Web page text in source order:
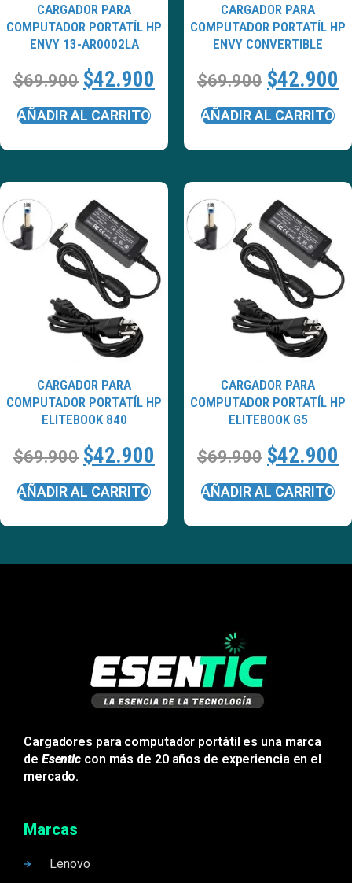
CARGADOR PARA
COMPUTADOR PORTATÍL HP
ENVY 13-AR0002LA
$69.900 $42.900
AÑADIR AL CARRITO
CARGADOR PARA
COMPUTADOR PORTATÍL HP
ENVY CONVERTIBLE
$69.900 $42.900
AÑADIR AL CARRITO
CARGADOR PARA
COMPUTADOR PORTATÍL HP
ELITEBOOK 840
$69.900 $42.900
AÑADIR AL CARRITO
CARGADOR PARA
COMPUTADOR PORTATÍL HP
ELITEBOOK G5
$69.900 $42.900
AÑADIR AL CARRITO
Cargadores para computador portátil es una marca
de Esentic con más de 20 años de experiencia en el
mercado.
Marcas
Lenovo